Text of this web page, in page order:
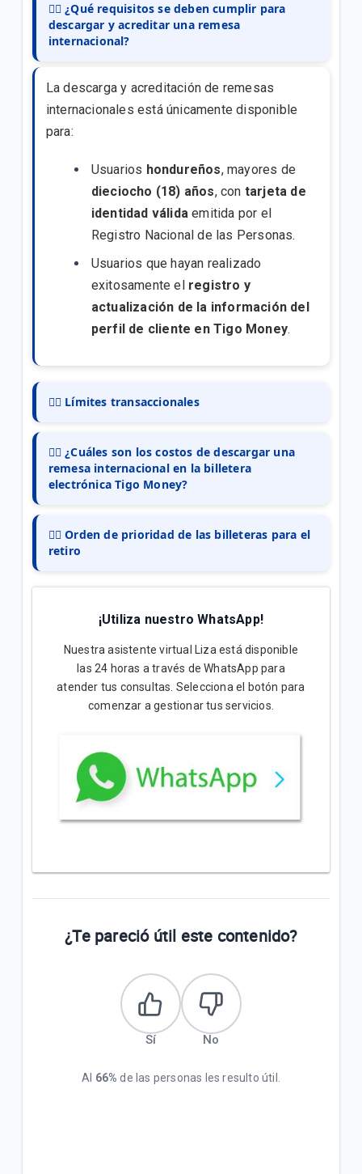
👉🏻 ¿Qué requisitos se deben cumplir para
descargar y acreditar una remesa
internacional?
La descarga y acreditación de remesas
internacionales está únicamente disponible
para:
Usuarios hondureños, mayores de
dieciocho (18) años, con tarjeta de
identidad válida emitida por el
Registro Nacional de las Personas.
Usuarios que hayan realizado
exitosamente el registro y
actualización de la información del
perfil de cliente en Tigo Money.
👉🏻 Límites transaccionales
👉🏻 ¿Cuáles son los costos de descargar una
remesa internacional en la billetera
electrónica Tigo Money?
👉🏻 Orden de prioridad de las billeteras para el
retiro
¡Utiliza nuestro WhatsApp!
Nuestra asistente virtual Liza está disponible
las 24 horas a través de WhatsApp para
atender tus consultas. Selecciona el botón para
comenzar a gestionar tus servicios.
¿Te pareció útil este contenido?
Sí No
Al 66% de las personas les resulto útil.